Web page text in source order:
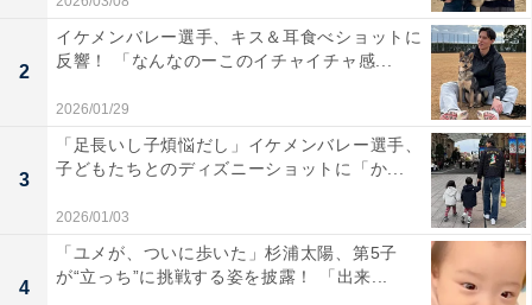
2
イケメンバレー選手、キス＆耳食べショットに
反響！ 「なんなのーこのイチャイチャ感...
2026/01/29
3
「足長いし子煩悩だし」イケメンバレー選手、
子どもたちとのディズニーショットに「か...
2026/01/03
4
「ユメが、ついに歩いた」杉浦太陽、第5子
が“立っち”に挑戦する姿を披露！ 「出来...